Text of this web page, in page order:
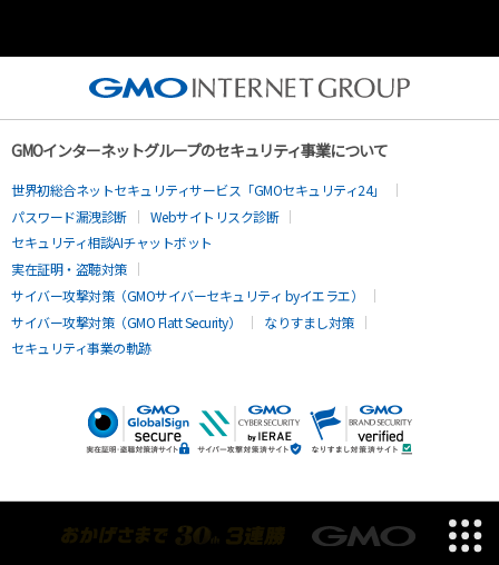
GMOインターネットグループのセキュリティ事業について
世界初総合ネットセキュリティサービス「GMOセキュリティ24」
パスワード漏洩診断
Webサイトリスク診断
セキュリティ相談AIチャットボット
実在証明・盗聴対策
サイバー攻撃対策（GMOサイバーセキュリティ byイエラエ）
サイバー攻撃対策（GMO Flatt Security）
なりすまし対策
セキュリティ事業の軌跡